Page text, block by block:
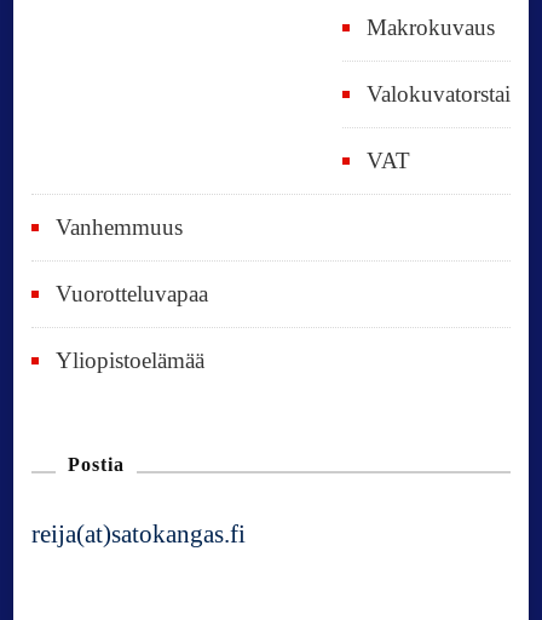
Makrokuvaus
Valokuvatorstai
VAT
Vanhemmuus
Vuorotteluvapaa
Yliopistoelämää
Postia
reija(at)satokangas.fi